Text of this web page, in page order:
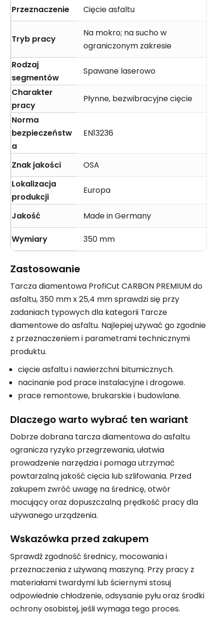
Przeznaczenie Cięcie asfaltu
Tryb pracy
Na mokro; na sucho w
ograniczonym zakresie
Rodzaj
segmentów
Spawane laserowo
Charakter
pracy
Płynne, bezwibracyjne cięcie
Norma
bezpieczeństw
a
EN13236
Znak jakości
OSA
Lokalizacja
produkcji
Europa
Jakość Made in Germany
Wymiary 350 mm
Zastosowanie
Tarcza diamentowa ProfiCut CARBON PREMIUM do
asfaltu, 350 mm x 25,4 mm sprawdzi się przy
zadaniach typowych dla kategorii Tarcze
diamentowe do asfaltu. Najlepiej używać go zgodnie
z przeznaczeniem i parametrami technicznymi
produktu.
cięcie asfaltu i nawierzchni bitumicznych.
nacinanie pod prace instalacyjne i drogowe.
prace remontowe, brukarskie i budowlane.
Dlaczego warto wybrać ten wariant
Dobrze dobrana tarcza diamentowa do asfaltu
ogranicza ryzyko przegrzewania, ułatwia
prowadzenie narzędzia i pomaga utrzymać
powtarzalną jakość cięcia lub szlifowania. Przed
zakupem zwróć uwagę na średnicę, otwór
mocujący oraz dopuszczalną prędkość pracy dla
używanego urządzenia.
Wskazówka przed zakupem
Sprawdź zgodność średnicy, mocowania i
przeznaczenia z używaną maszyną. Przy pracy z
materiałami twardymi lub ściernymi stosuj
odpowiednie chłodzenie, odsysanie pyłu oraz środki
ochrony osobistej, jeśli wymaga tego proces.